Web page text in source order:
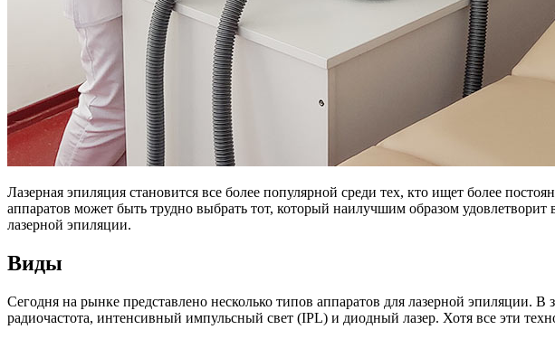
Лазерная эпиляция становится все более популярной среди тех, кто ищет более
аппаратов может быть трудно выбрать тот, который наилучшим образом удовлетворит
лазерной эпиляции.
Виды
Сегодня на рынке представлено несколько типов аппаратов для лазерной эпиляции.
радиочастота, интенсивный импульсный свет (IPL) и диодный лазер. Хотя все эти